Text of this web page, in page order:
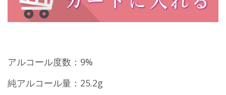
アルコール度数：9%
純アルコール量：25.2g